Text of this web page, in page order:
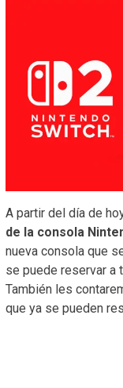
A partir del día de
de la consola
nueva consola que
se puede reservar a
También les
que ya se pueden